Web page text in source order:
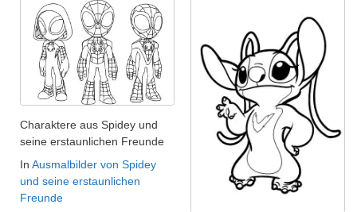
Charaktere aus Spidey und
seine erstaunlichen Freunde
In Ausmalbilder von Spidey
und seine erstaunlichen
Freunde